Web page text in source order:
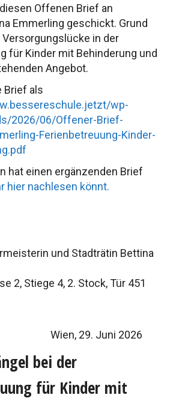
Offenen Brief an
Emmerling geschickt. Grund
in der
für Kinder mit Behinderung und
Angebot.
Brief als
wp-
2026/06/Offener-Brief-
Ferienbetreuung-Kinder-
hat einen ergänzenden Brief
hier nachlesen könnt.
und Stadträtin Bettina
2, Stiege 4, 2. Stock, Tür 451
Juni 2026
bei der
für Kinder mit